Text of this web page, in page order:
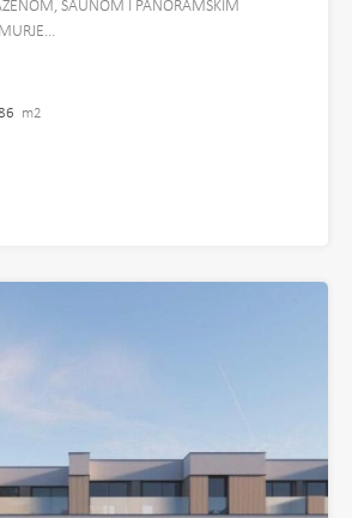
SAUNOM I PANORAMSKIM
m2